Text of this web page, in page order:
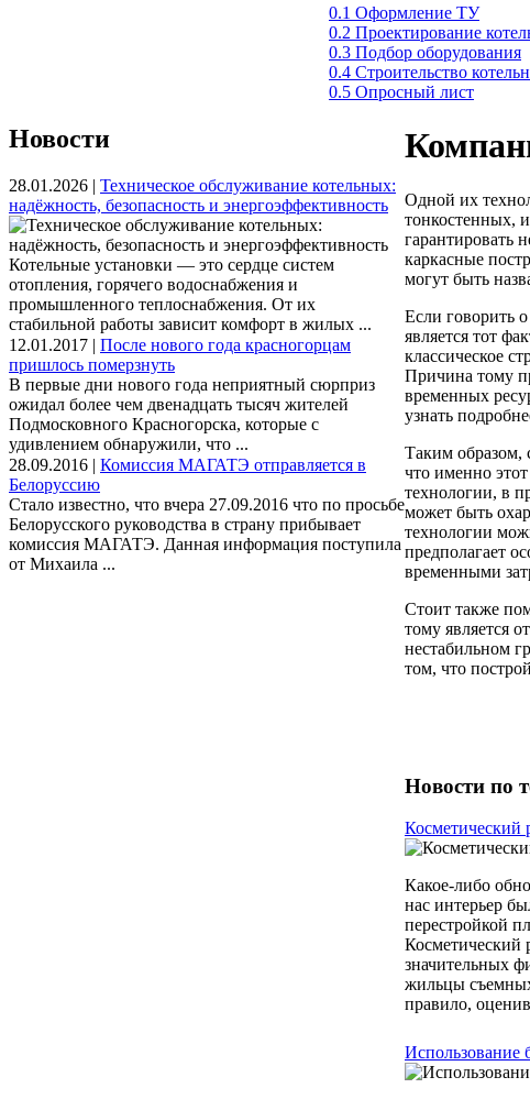
0.1 Оформление ТУ
0.2 Проектирование
0.3 Подбор оборудования
0.4 Строительство
0.5 Опросный лист
Новости
28.01.2026 | Техническое обслуживание котельных:
надёжность, безопасность и энергоэффективность
Котельные установки — это сердце систем
отопления, горячего водоснабжения и
промышленного теплоснабжения. От их
стабильной работы зависит комфорт в жилых ...
12.01.2017 | После нового года красногорцам
пришлось померзнуть
В первые дни нового года неприятный сюрприз
ожидал более чем двенадцать тысяч жителей
Подмосковного Красногорска, которые с
удивлением обнаружили, что ...
28.09.2016 | Комиссия МАГАТЭ отправляется в
Белоруссию
Стало известно, что вчера 27.09.2016 что по просьбе
Белорусского руководства в страну прибывает
комиссия МАГАТЭ. Данная информация поступила
от Михаила ...
Одной их
тонкостенных,
гарантировать
каркасные
могут быть
Если говорить
является тот
классическое
Причина тому
временных
узнать
Таким образом,
что именно
технологии, в
может быть
технологии
предполагает
временными
Стоит также
тому является
нестабильном
том, что
Новости по
Косметический
Какое-либо
нас интерьер
перестройкой
Косметический
значительных
жильцы
правило,
Использование